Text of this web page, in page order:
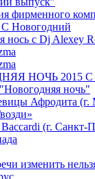
фирменного
Новогодний
нось с Dj Alexey
НОЧЬ 2015
ночь"
Афродита (г.
(г. Санкт-
изменить